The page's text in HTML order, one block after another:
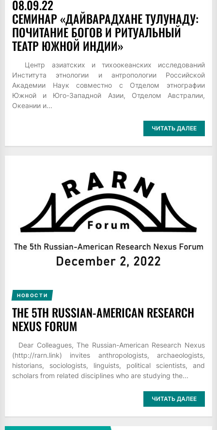
08.09.22
СЕМИНАР «ДАЙВАРАДХАНЕ ТУЛУНАДУ:
ПОЧИТАНИЕ БОГОВ И РИТУАЛЬНЫЙ
ТЕАТР ЮЖНОЙ ИНДИИ»
Центр азиатских и тихоокеанских исследований
Института этнологии и антропологии Российской
Академии Наук совместно с Отделом этнографии
Южной и Юго-Западной Азии, Отделом Австралии,
Океании и...
ЧИТАТЬ ДАЛЕЕ
НОВОСТИ
THE 5TH RUSSIAN-AMERICAN RESEARCH
NEXUS FORUM
Dear Colleagues, The Russian-American Research Nexus
(http://rarn.link) invites anthropologists, archaeologists,
historians, sociologists, linguists, political scientists, and
scholars from related disciplines who are studying the...
ЧИТАТЬ ДАЛЕЕ